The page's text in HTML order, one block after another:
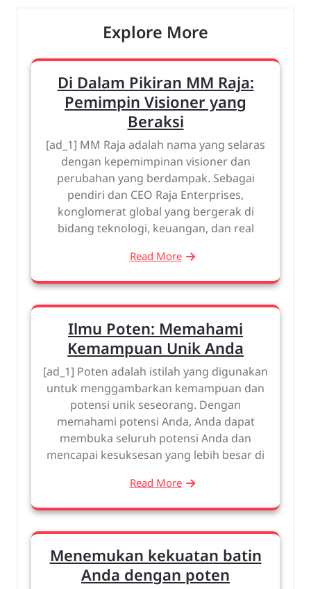
Explore More
Di Dalam Pikiran MM Raja:
Pemimpin Visioner yang
Beraksi
[ad_1] MM Raja adalah nama yang selaras
dengan kepemimpinan visioner dan
perubahan yang berdampak. Sebagai
pendiri dan CEO Raja Enterprises,
konglomerat global yang bergerak di
bidang teknologi, keuangan, dan real
Read More
Ilmu Poten: Memahami
Kemampuan Unik Anda
[ad_1] Poten adalah istilah yang digunakan
untuk menggambarkan kemampuan dan
potensi unik seseorang. Dengan
memahami potensi Anda, Anda dapat
membuka seluruh potensi Anda dan
mencapai kesuksesan yang lebih besar di
Read More
Menemukan kekuatan batin
Anda dengan poten